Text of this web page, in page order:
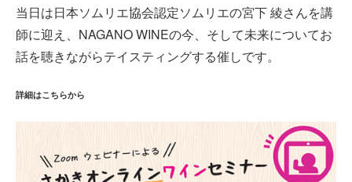
当日は日本ソムリエ協会認定ソムリエの宮下 綾さんを講
師に迎え、NAGANO WINEの今、そして未来についてお
話を聴きながらテイスティングする催しです。
詳細はこちらから